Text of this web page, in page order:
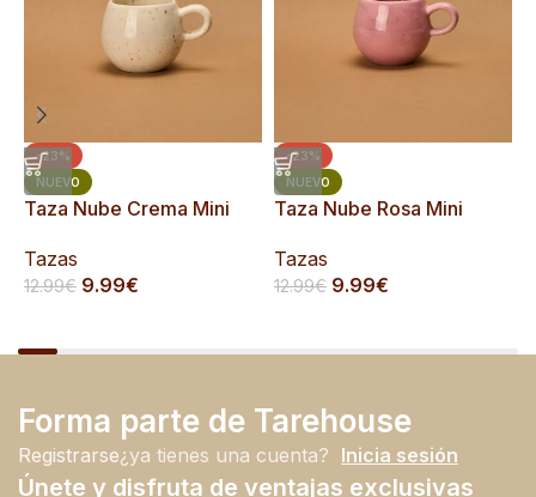
-23%
NUEVO
Taza Nube Crema Mini
Tazas
12.99€ 9.99€
-23%
NUEVO
Taza Nube Rosa Mini
Tazas
12.99€ 9.99€
Forma parte de Tarehouse
Registrarse¿ya tienes una cuenta? Inicia sesión
Únete y disfruta de ventajas exclusivas